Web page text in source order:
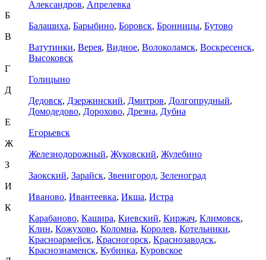
Александров, Апрелевка
Б
Балашиха, Барыбино, Боровск, Бронницы, Бутово
В
Ватутинки, Верея, Видное, Волоколамск, Воскресенск,
Высоковск
Г
Голицыно
Д
Дедовск, Дзержинский, Дмитров, Долгопрудный,
Домодедово, Дорохово, Дрезна, Дубна
Е
Егорьевск
Ж
Железнодорожный, Жуковский, Жулебино
З
Заокский, Зарайск, Звенигород, Зеленоград
И
Иваново, Ивантеевка, Икша, Истра
К
Карабаново, Кашира, Киевский, Киржач, Климовск,
Клин, Кожухово, Коломна, Королев, Котельники,
Красноармейск, Красногорск, Краснозаводск,
Краснознаменск, Кубинка, Куровское